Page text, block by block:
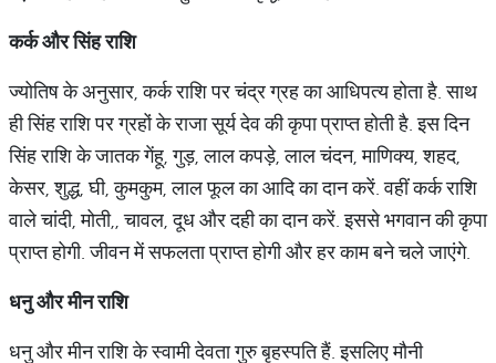
कर्कऔरसिंहराशि
ज्योतिष के अनुसार, कर्क राशि पर चंद्र ग्रह का आधिपत्य होता है. साथ
ही सिंह राशि पर ग्रहों के राजा सूर्य देव की कृपा प्राप्त होती है. इस दिन
सिंह राशि के जातक गेंहू, गुड़, लाल कपड़े, लाल चंदन, माणिक्य, शहद,
केसर, शुद्ध, घी, कुमकुम, लाल फूल का आदि का दान करें. वहीं कर्क राशि
वाले चांदी, मोती,, चावल, दूध और दही का दान करें. इससे भगवान की कृपा
प्राप्त होगी. जीवन में सफलता प्राप्त होगी और हर काम बने चले जाएंगे.
धनुऔरमीनराशि
धनु और मीन राशि के स्वामी देवता गुरु बृहस्पति हैं. इसलिए मौनी